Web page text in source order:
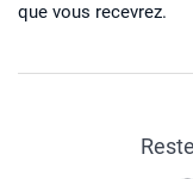
que vous recevrez.